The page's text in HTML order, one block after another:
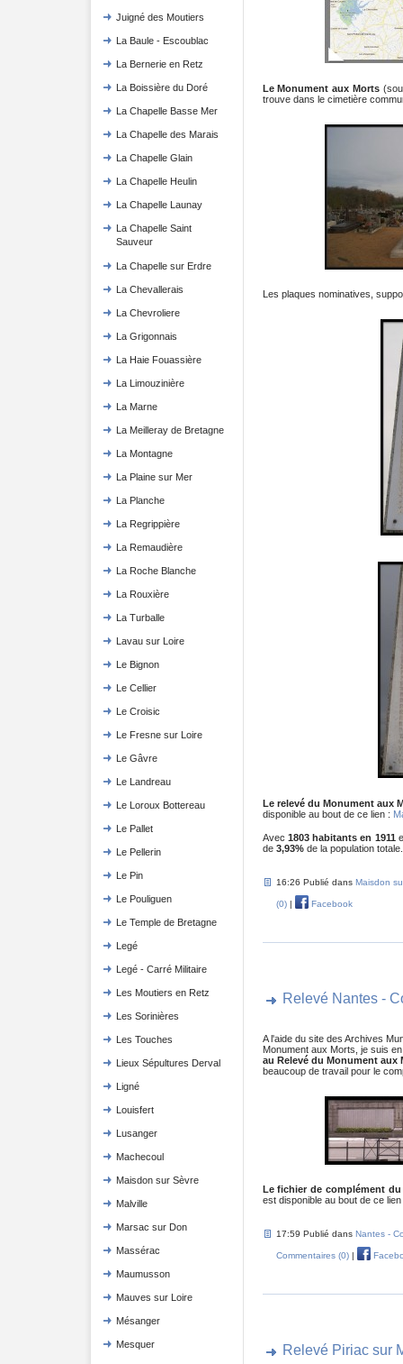
Juigné des Moutiers
La Baule - Escoublac
La Bernerie en Retz
La Boissière du Doré
La Chapelle Basse Mer
La Chapelle des Marais
La Chapelle Glain
La Chapelle Heulin
La Chapelle Launay
La Chapelle Saint
Sauveur
La Chapelle sur Erdre
La Chevallerais
La Chevroliere
La Grigonnais
La Haie Fouassière
La Limouzinière
La Marne
La Meilleray de Bretagne
La Montagne
La Plaine sur Mer
La Planche
La Regrippière
La Remaudière
La Roche Blanche
La Rouxière
La Turballe
Lavau sur Loire
Le Bignon
Le Cellier
Le Croisic
Le Fresne sur Loire
Le Gâvre
Le Landreau
Le Loroux Bottereau
Le Pallet
Le Pellerin
Le Pin
Le Pouliguen
Le Temple de Bretagne
Legé
Legé - Carré Militaire
Les Moutiers en Retz
Les Sorinières
Les Touches
Lieux Sépultures Derval
Ligné
Louisfert
Lusanger
Machecoul
Maisdon sur Sèvre
Malville
Marsac sur Don
Massérac
Maumusson
Mauves sur Loire
Mésanger
Mesquer
Le Monument aux Morts
trouve dans le cimetière
Les plaques nominatives,
Le relevé du Monument aux
disponible au bout de ce lien :
Avec 1803 habitants en 1911
de 3,93%de la population totale.
16:26 Publié dans Maisdon
(0)| Facebook
Relevé Nantes -
A l'aide du site des Archives
Monument aux Morts, je suis
au Relevé du Monument aux
beaucoup de travail pour le
Le fichier de complément
est disponible au bout de ce
17:59 Publié dans Nantes -
Commentaires (0)|
Relevé Piriac sur